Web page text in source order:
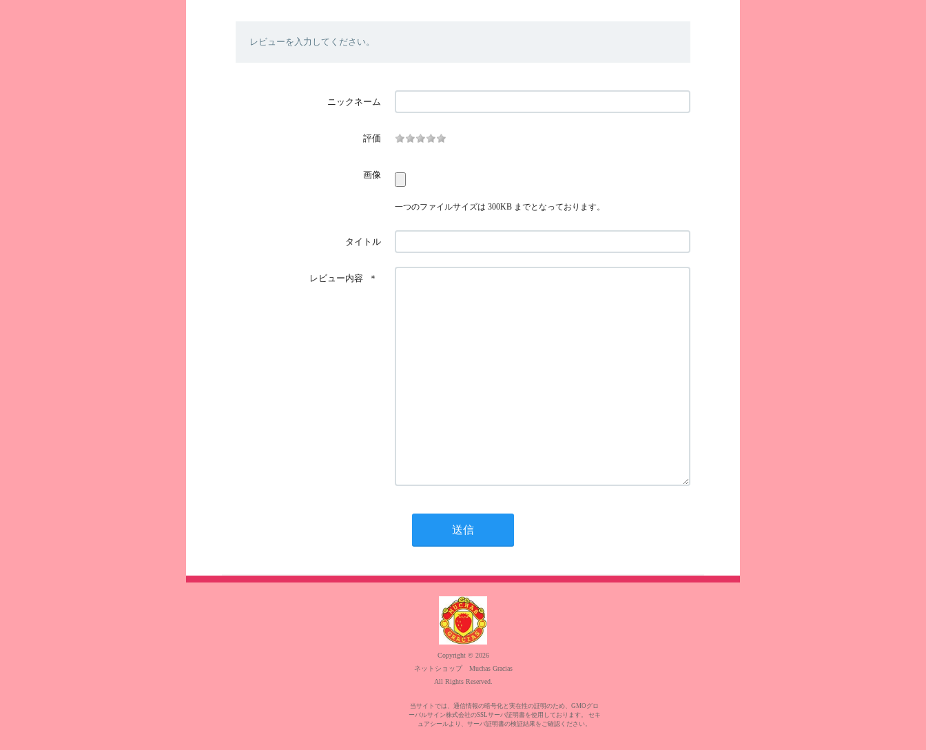
レビューを入力してください。
ニックネーム
評価
画像
一つのファイルサイズは 300KB までとなっております。
タイトル
レビュー内容 ＊
Copyright © 2026
ネットショップ Muchas Gracias
All Rights Reserved.
当サイトでは、通信情報の暗号化と実在性の証明のため、GMOグロ
ーバルサイン株式会社のSSLサーバ証明書を使用しております。 セキ
ュアシールより、サーバ証明書の検証結果をご確認ください。